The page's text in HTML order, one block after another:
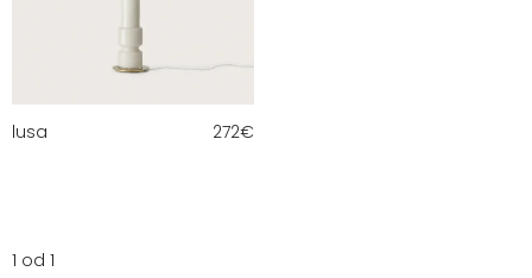
lusa 272€
1 od 1